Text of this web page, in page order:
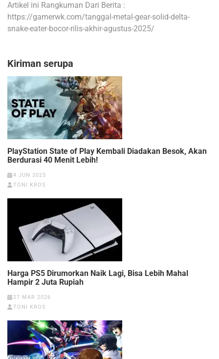
Artikel ini Rangkuman Dari Berita :
https://gamerwk.com/tanggal-metal-gear-solid-delta-
snake-eater-bocor-rilis-akhir-agustus-2025/
Kiriman serupa
PlayStation State of Play Kembali Diadakan Besok, Akan
Berdurasi 40 Menit Lebih!
4 JUN 2025
TONI KROS
Harga PS5 Dirumorkan Naik Lagi, Bisa Lebih Mahal
Hampir 2 Juta Rupiah
27 MAR 2026
TONI KROS